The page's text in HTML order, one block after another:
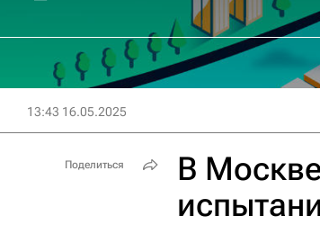
13:43 16.05.2025
В
Поделиться